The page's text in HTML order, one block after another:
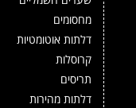
מחסומים
דלתות אוטומטיות
קרוסלות
תריסים
דלתות מהירות